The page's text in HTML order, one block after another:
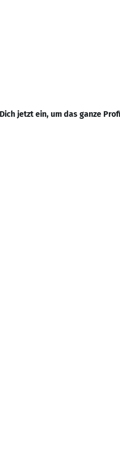
jetzt ein, um das ganze